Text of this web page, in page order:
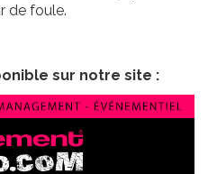
de foule.
sur notre site :